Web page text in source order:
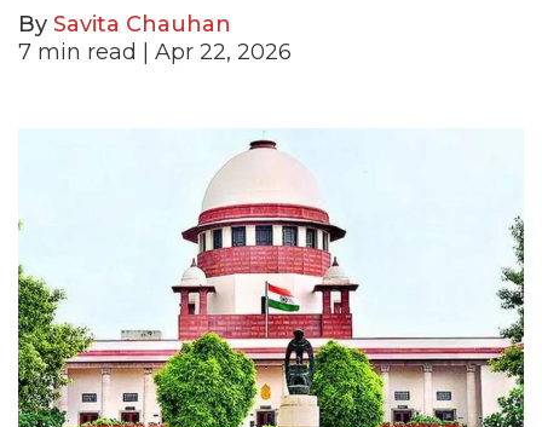
By Savita Chauhan
7 min read | Apr 22, 2026